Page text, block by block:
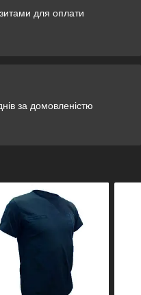
для оплати
за домовленістю